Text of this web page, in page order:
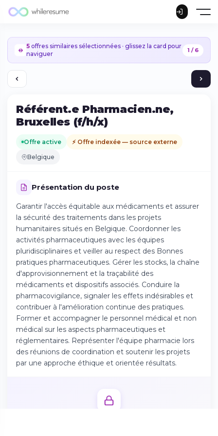
5 offres similaires sélectionnées · glissez la card pour
naviguer
1 / 6
Référent.e Pharmacien.ne,
Bruxelles (f/h/x)
Offre active ⚡ Offre indexée — source externe
Belgique
Présentation du poste
Garantir l'accès équitable aux médicaments et assurer
la sécurité des traitements dans les projets
humanitaires situés en Belgique. Coordonner les
activités pharmaceutiques avec les équipes
pluridisciplinaires et veiller au respect des Bonnes
pratiques pharmaceutiques. Gérer les stocks, la chaîne
d'approvisionnement et la traçabilité des
médicaments et dispositifs associés. Conduire la
pharmacovigilance, signaler les effets indésirables et
contribuer à l'amélioration continue des pratiques.
Former et accompagner le personnel médical et non
médical sur les aspects pharmaceutiques et
réglementaires. Représenter l'équipe pharmacie lors
des réunions de coordination et soutenir les projets
par une approche éthique et orientée résultats.
Continuer sur iPhone
Téléchargez l'app sur l'App Store
Continuer sur Android
Téléchargez l'app sur Google Play
Se connecter sur le web
Accédez à votre compte depuis votre
navigateur